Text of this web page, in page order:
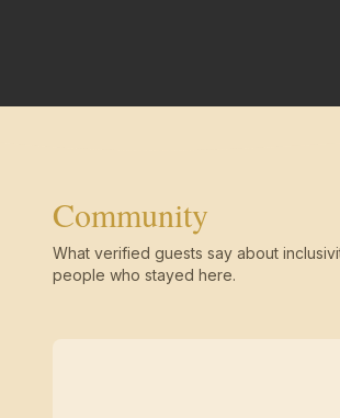
Community
What verified guests say about
people who stayed here.